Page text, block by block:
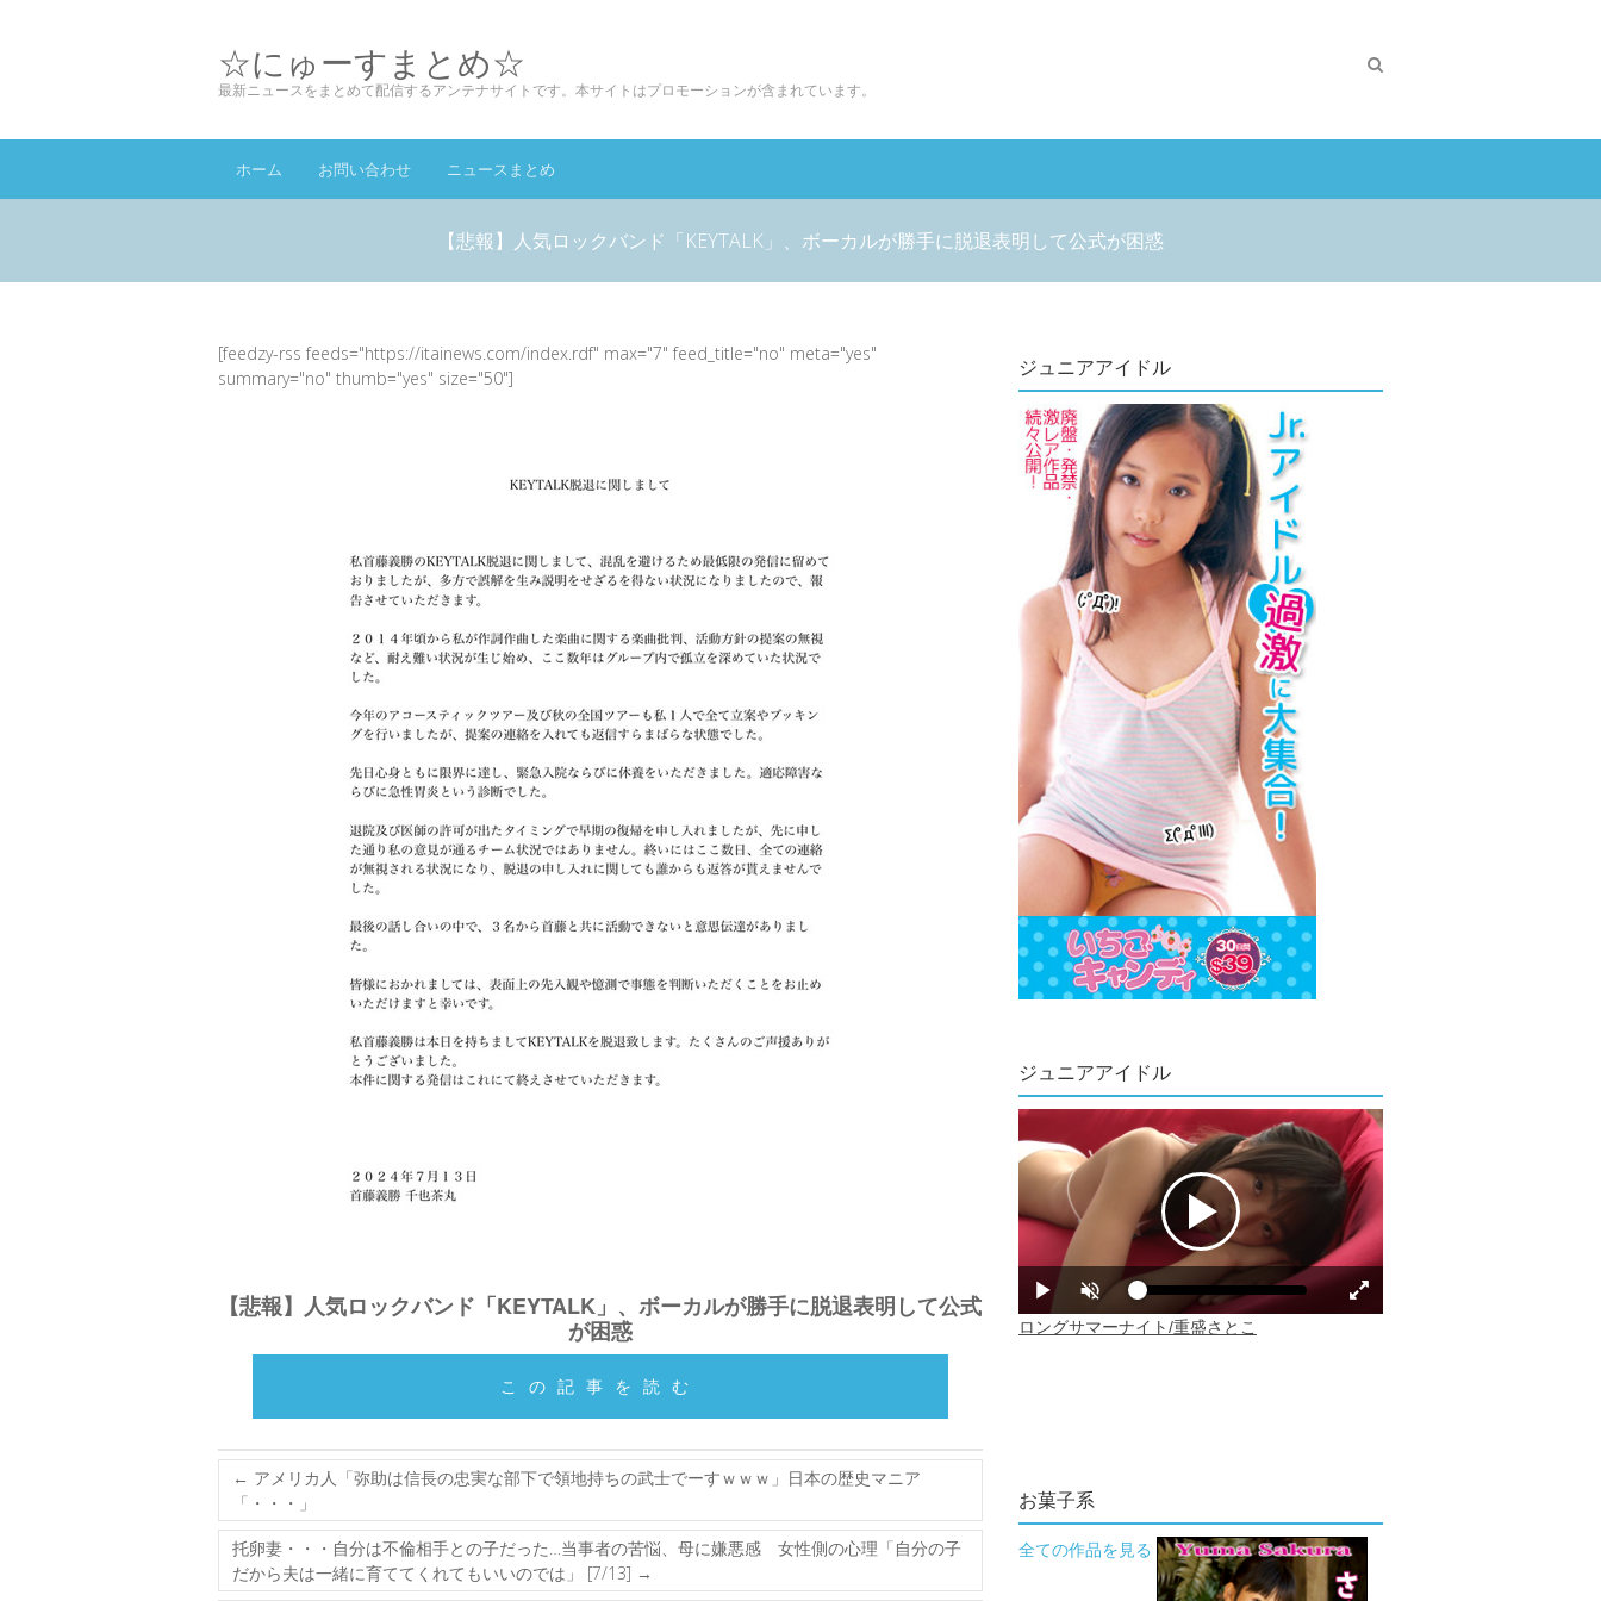
☆にゅーすまとめ☆
最新ニュースをまとめて配信するアンテナサイトです。本サイトはプロモーションが含まれています。
ホーム お問い合わせ ニュースまとめ
【悲報】人気ロックバンド「KEYTALK」、ボーカルが勝手に脱退表明して公式が困惑
[feedzy-rss feeds="https://itainews.com/index.rdf" max="7" feed_title="no" meta="yes"
summary="no" thumb="yes" size="50"]
【悲報】人気ロックバンド「KEYTALK」、ボーカルが勝手に脱退表明して公式
が困惑
この記事を読む
← アメリカ人「弥助は信長の忠実な部下で領地持ちの武士でーすｗｗｗ」日本の歴史マニア
「・・・」
托卵妻・・・自分は不倫相手との子だった…当事者の苦悩、母に嫌悪感 女性側の心理「自分の子
だから夫は一緒に育ててくれてもいいのでは」 [7/13] →
ジュニアアイドル
ジュニアアイドル
お菓子系
全ての作品を見る